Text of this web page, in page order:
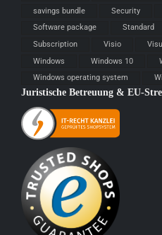
savings bundle
Security
Software package
Standard
Subscription
Visio
Windows
Windows 10
Windows operating system
Juristische Betreuung & EU-